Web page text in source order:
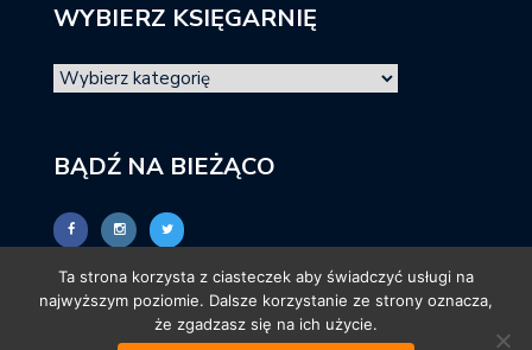
WYBIERZ KSIĘGARNIĘ
BĄDŹ NA BIEŻĄCO
Ta strona korzysta z ciasteczek aby świadczyć usługi na
najwyższym poziomie. Dalsze korzystanie ze strony oznacza,
że zgadzasz się na ich użycie.